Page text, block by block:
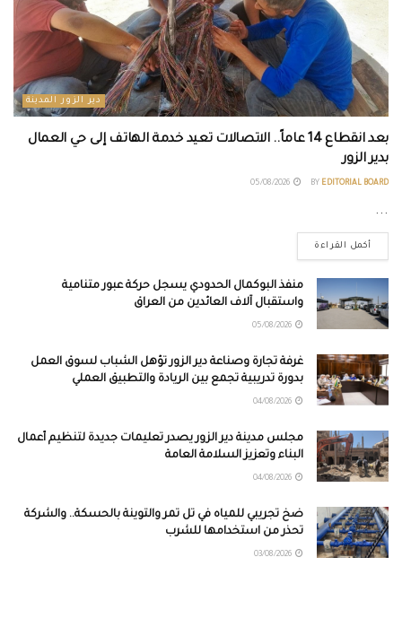
دير الزور المدينة
بعد انقطاع 14 عاماً.. الاتصالات تعيد خدمة الهاتف إلى حي العمال
بدير الزور
BY EDITORIAL BOARD
...
أكمل القراءة
منفذ البوكمال الحدودي يسجل حركة عبور متنامية
واستقبال آلاف العائدين من العراق
غرفة تجارة وصناعة دير الزور تؤهل الشباب لسوق العمل
بدورة تدريبية تجمع بين الريادة والتطبيق العملي
مجلس مدينة دير الزور يصدر تعليمات جديدة لتنظيم أعمال
البناء وتعزيز السلامة العامة
ضخ تجريبي للمياه في تل تمر والتوينة بالحسكة.. والشركة
تحذر من استخدامها للشرب